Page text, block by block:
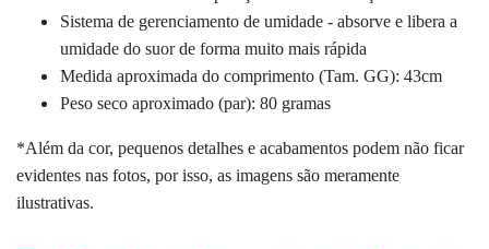
Sistema de gerenciamento de umidade - absorve e libera a
umidade do suor de forma muito mais rápida
Medida aproximada do comprimento (Tam. GG): 43cm
Peso seco aproximado (par): 80 gramas
*Além da cor, pequenos detalhes e acabamentos podem não ficar
evidentes nas fotos, por isso, as imagens são meramente
ilustrativas.